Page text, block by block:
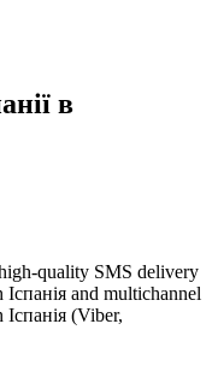
в
quality SMS delivery
and multichannel
(Viber,